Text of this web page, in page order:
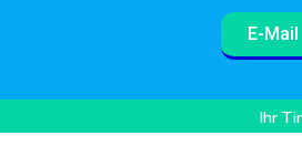
E-Mail
Ihr